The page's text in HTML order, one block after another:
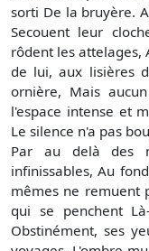
sorti De la bruyère.
Secouent leur
rôdent les attelages,
de lui, aux lisières
ornière, Mais
l'espace intense et
Le silence n'a pas
Par au delà des
infinissables, Au
mêmes ne remuent
qui se penchent
Obstinément, ses